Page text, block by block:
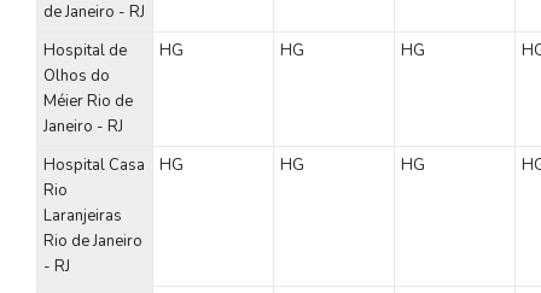
de Janeiro - RJ
Hospital de
Olhos do
Méier Rio de
Janeiro - RJ
HG HG HG
Hospital Casa
Rio
Laranjeiras
Rio de Janeiro
- RJ
HG HG HG